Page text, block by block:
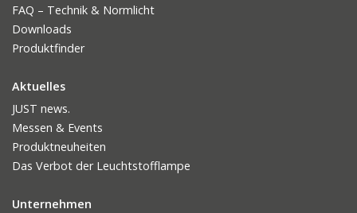
FAQ – Technik & Normlicht
Downloads
Produktfinder
Aktuelles
JUST news.
Messen & Events
Produktneuheiten
Das Verbot der Leuchtstofflampe
Unternehmen